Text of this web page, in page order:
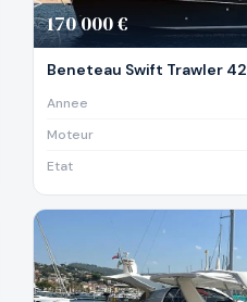
170 000 €
Beneteau Swift Trawler 42
Annee
Moteur
Etat